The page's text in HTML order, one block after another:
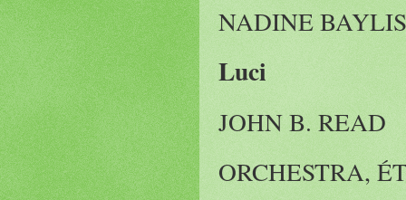
NADINE BAYLIS
Luci
JOHN B. READ
ORCHESTRA,